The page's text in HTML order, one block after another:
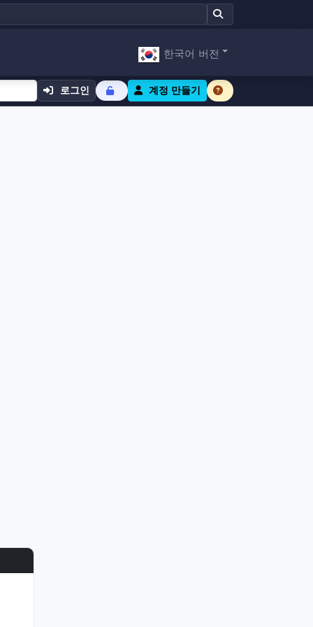
한국어 버전
로그인 계정 만들기